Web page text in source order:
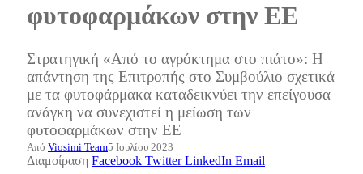
φυτοφαρμάκων στην ΕΕ
Στρατηγική «Από το αγρόκτημα στο πιάτο»: Η
απάντηση της Επιτροπής στο Συμβούλιο σχετικά
με τα φυτοφάρμακα καταδεικνύει την επείγουσα
ανάγκη να συνεχιστεί η μείωση των
φυτοφαρμάκων στην ΕΕ
Από Viosimi Team5 Ιουλίου 2023
Διαμοίραση Facebook Twitter LinkedIn Email